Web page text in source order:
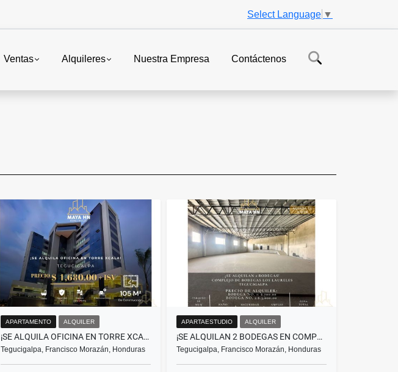
Select Language ▼
Ventas Alquileres Nuestra Empresa Contáctenos
APARTAMENTO ALQUILER
¡SE ALQUILA OFICINA EN TORRE XCALA, TEGUCIGALPA!
Tegucigalpa, Francisco Morazán, Honduras
APARTAESTUDIO ALQUILER
¡SE ALQUILAN 2 BODEGAS EN COMPLEJO DE BODEGAS EN LOS LAURELES!
Tegucigalpa, Francisco Morazán, Honduras